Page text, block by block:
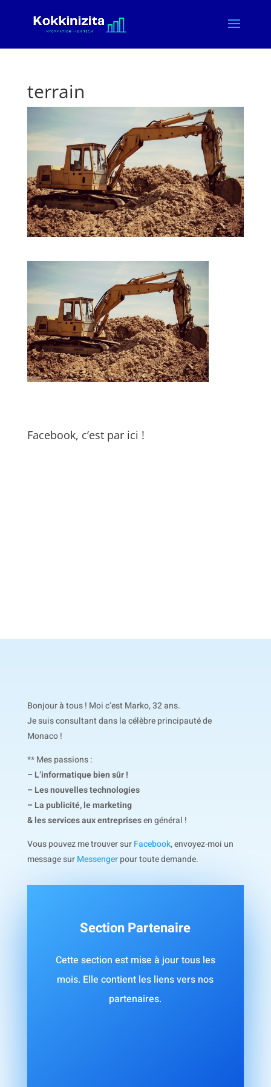
terrain
Facebook, c’est par ici !
Bonjour à tous ! Moi c’est Marko, 32 ans.
Je suis consultant dans la célèbre principauté de
Monaco !
** Mes passions :
– L’informatique bien sûr !
– Les nouvelles technologies
– La publicité, le marketing
& les services aux entreprisesen général !
Vous pouvez me trouver sur Facebook, envoyez-moi un
message sur Messenger pour toute demande.
Section Partenaire
Cette section est mise à jour tous les
mois. Elle contient les liens vers nos
partenaires.